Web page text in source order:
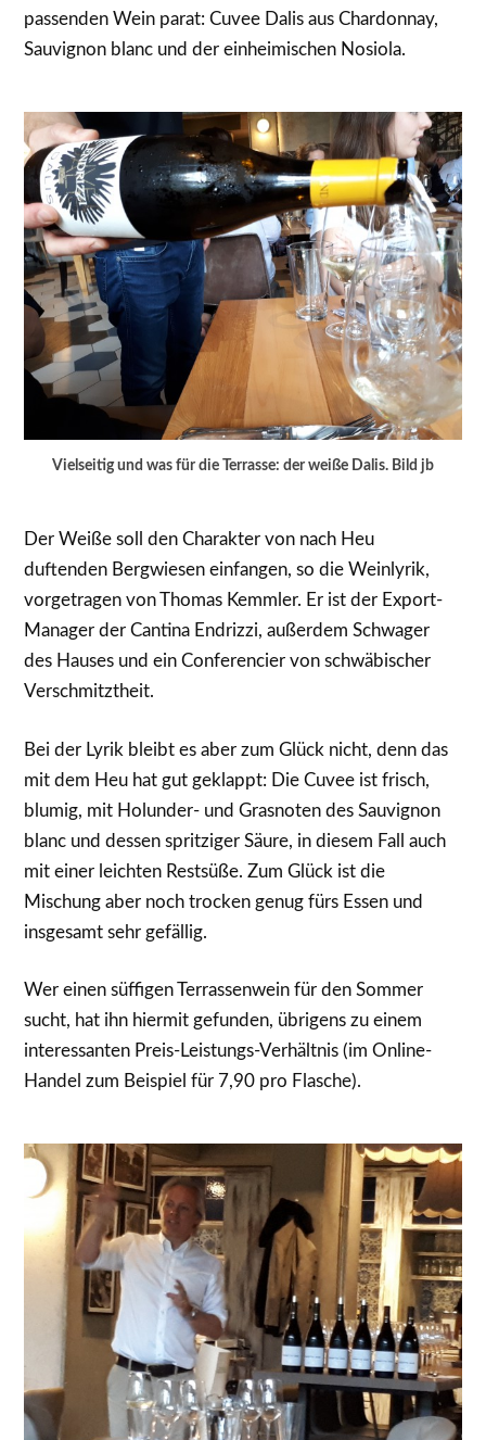
passenden Wein parat: Cuvee Dalis aus Chardonnay,
Sauvignon blanc und der einheimischen Nosiola.
Vielseitig und was für die Terrasse: der weiße Dalis. Bild jb
Der Weiße soll den Charakter von nach Heu
duftenden Bergwiesen einfangen, so die Weinlyrik,
vorgetragen von Thomas Kemmler. Er ist der Export-
Manager der Cantina Endrizzi, außerdem Schwager
des Hauses und ein Conferencier von schwäbischer
Verschmitztheit.
Bei der Lyrik bleibt es aber zum Glück nicht, denn das
mit dem Heu hat gut geklappt: Die Cuvee ist frisch,
blumig, mit Holunder- und Grasnoten des Sauvignon
blanc und dessen spritziger Säure, in diesem Fall auch
mit einer leichten Restsüße. Zum Glück ist die
Mischung aber noch trocken genug fürs Essen und
insgesamt sehr gefällig.
Wer einen süffigen Terrassenwein für den Sommer
sucht, hat ihn hiermit gefunden, übrigens zu einem
interessanten Preis-Leistungs-Verhältnis (im Online-
Handel zum Beispiel für 7,90 pro Flasche).